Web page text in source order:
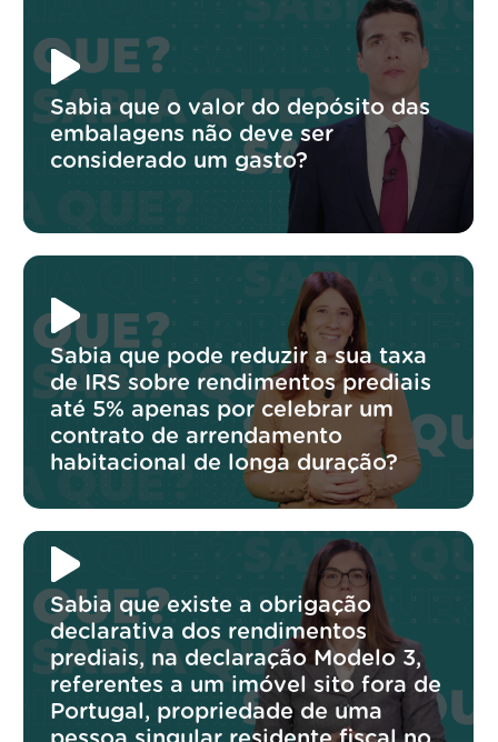
Sabia que o valor do depósito das
embalagens não deve ser
considerado um gasto?
Sabia que pode reduzir a sua taxa
de IRS sobre rendimentos prediais
até 5% apenas por celebrar um
contrato de arrendamento
habitacional de longa duração?
Sabia que existe a obrigação
declarativa dos rendimentos
prediais, na declaração Modelo 3,
referentes a um imóvel sito fora de
Portugal, propriedade de uma